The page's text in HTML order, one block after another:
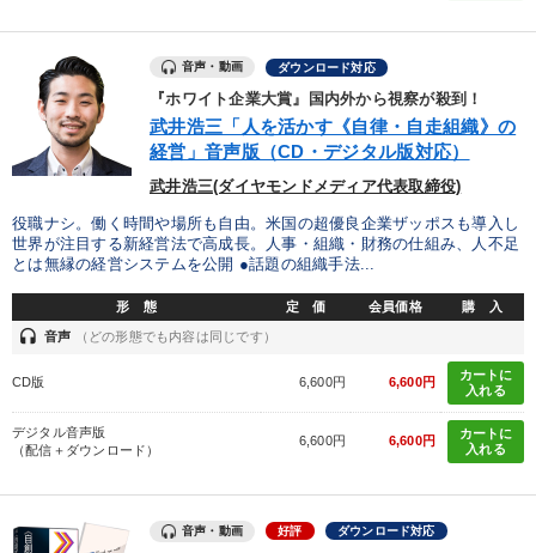
音声・動画 ダウンロード対応
『ホワイト企業大賞』国内外から視察が殺到！
武井浩三「人を活かす《自律・自走組織》の
経営」音声版（CD・デジタル版対応）
武井浩三(ダイヤモンドメディア代表取締役)
役職ナシ。働く時間や場所も自由。米国の超優良企業ザッポスも導入し
世界が注目する新経営法で高成長。人事・組織・財務の仕組み、人不足
とは無縁の経営システムを公開 ●話題の組織手法...
形 態 定 価 会員価格 購 入
headset 音声 （どの形態でも内容は同じです）
CD版 6,600円 6,600円
カートに
入れる
デジタル音声版
（配信＋ダウンロード）
6,600円 6,600円
カートに
入れる
音声・動画 好評 ダウンロード対応